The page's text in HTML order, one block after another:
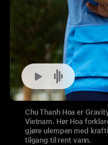
Spill
-
lyd
-
Chu Thanh Hoa er
Vietnam. Hør Hoa
gjøre ulempen med
tilgang til rent vann.